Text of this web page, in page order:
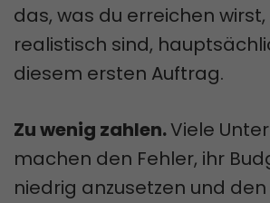
das, was du erreichen wirst,
realistisch sind,
diesem ersten Auftrag.
Zu wenig zahlen.Viele
machen den Fehler, ihr
niedrig anzusetzen und den